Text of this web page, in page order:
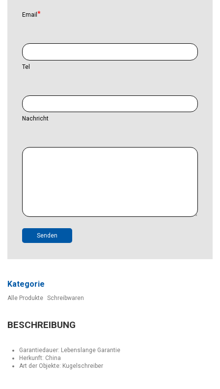
Email
Tel
Nachricht
Senden
Kategorie
Alle Produkte Schreibwaren
BESCHREIBUNG
Garantiedauer: Lebenslange Garantie
Herkunft: China
Art der Objekte: Kugelschreiber